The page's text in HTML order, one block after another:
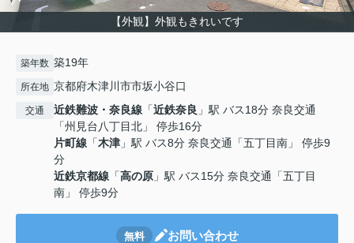
【外観】外観もきれいです
築年数 築19年
所在地 京都府木津川市市坂小谷口
交通 近鉄難波・奈良線 「近鉄奈良 」駅 バス18分 奈良交通
「州見台八丁目北」 停歩16分
片町線 「木津 」駅 バス8分 奈良交通「五丁目南」 停歩9
分
近鉄京都線 「高の原 」駅 バス15分 奈良交通「五丁目
南」 停歩9分
無料 お問い合わせ